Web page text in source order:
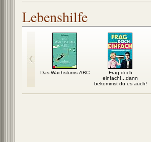
Lebenshilfe
Das Wachstums-ABC
Frag doch
einfach!...dann
bekommst du es auch!